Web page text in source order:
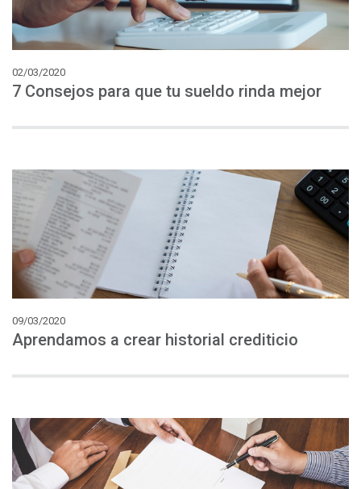
02/03/2020
7 Consejos para que tu sueldo rinda mejor
09/03/2020
Aprendamos a crear historial crediticio